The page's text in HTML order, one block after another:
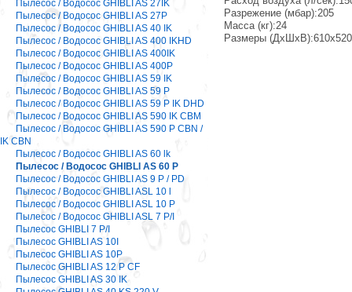
Пылесос / Водосос GHIBLI AS 27IK
Пылесос / Водосос GHIBLI AS 27P
Пылесос / Водосос GHIBLI AS 40 IK
Пылесос / Водосос GHIBLI AS 400 IKHD
Пылесос / Водосос GHIBLI AS 400IK
Пылесос / Водосос GHIBLI AS 400P
Пылесос / Водосос GHIBLI AS 59 IK
Пылесос / Водосос GHIBLI AS 59 P
Пылесос / Водосос GHIBLI AS 59 P IK DHD
Пылесос / Водосос GHIBLI AS 590 IK CBM
Пылесос / Водосос GHIBLI AS 590 P CBN /
IK CBN
Пылесос / Водосос GHIBLI AS 60 lk
Пылесос / Водосос GHIBLI AS 60 P
Пылесос / Водосос GHIBLI AS 9 P / PD
Пылесос / Водосос GHIBLI ASL 10 l
Пылесос / Водосос GHIBLI ASL 10 P
Пылесос / Водосос GHIBLI ASL 7 P/I
Пылесос GHIBLI 7 P/I
Пылесос GHIBLI AS 10I
Пылесос GHIBLI AS 10P
Пылесос GHIBLI AS 12 P CF
Пылесос GHIBLI AS 30 IK
Разрежение (мбар):205
Масса (кг):24
Размеры